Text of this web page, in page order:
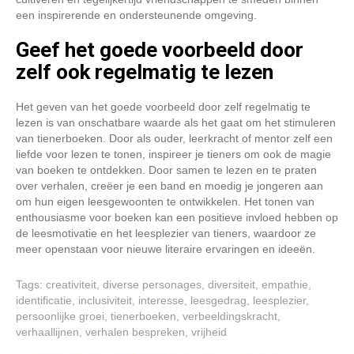
een inspirerende en ondersteunende omgeving.
Geef het goede voorbeeld door
zelf ook regelmatig te lezen
Het geven van het goede voorbeeld door zelf regelmatig te
lezen is van onschatbare waarde als het gaat om het stimuleren
van tienerboeken. Door als ouder, leerkracht of mentor zelf een
liefde voor lezen te tonen, inspireer je tieners om ook de magie
van boeken te ontdekken. Door samen te lezen en te praten
over verhalen, creëer je een band en moedig je jongeren aan
om hun eigen leesgewoonten te ontwikkelen. Het tonen van
enthousiasme voor boeken kan een positieve invloed hebben op
de leesmotivatie en het leesplezier van tieners, waardoor ze
meer openstaan voor nieuwe literaire ervaringen en ideeën.
Tags: creativiteit diverse personages diversiteit empathie
identificatie
inclusiviteit interesse leesgedrag leesplezier,
persoonlijke groei tienerboeken verbeeldingskracht
verhaallijnen verhalen bespreken vrijheid